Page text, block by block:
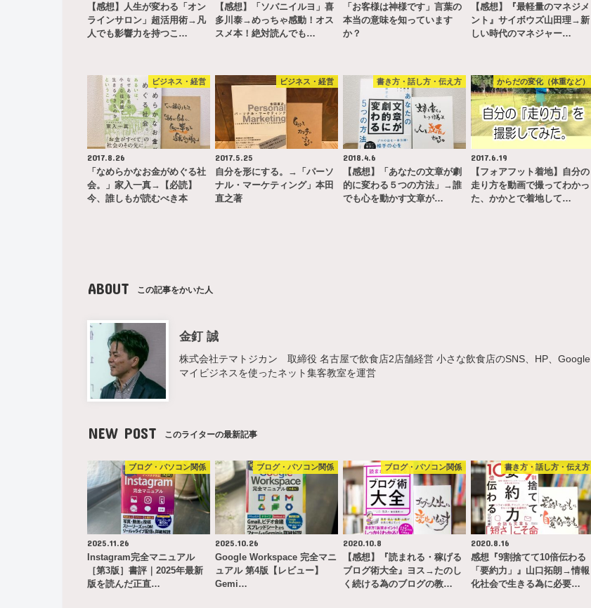
【感想】人生が変わる「オン
ラインサロン」超活用術→凡
人でも影響力を持つこ…
【感想】「ソバニイルヨ」喜
多川泰→めっちゃ感動！オス
スメ本！絶対読んでも…
「お客様は神様です」言葉の
本当の意味を知っています
か？
【感想】『最軽量のマネジメ
ント』サイボウズ山田理→新
しい時代のマネジャー…
ビジネス・経営
2017.8.26
「なめらかなお金がめぐる社
会。」家入一真→【必読】
今、誰しもが読むべき本
ビジネス・経営
2017.5.25
自分を形にする。→「パーソ
ナル・マーケティング」本田
直之著
書き方・話し方・伝え方
2018.4.6
【感想】「あなたの文章が劇
的に変わる５つの方法」→誰
でも心を動かす文章が…
からだの変化（体重など）
2017.6.19
【フォアフット着地】自分の
走り方を動画で撮ってわかっ
た、かかとで着地して…
ABOUT この記事をかいた人
金釘 誠
株式会社テマトジカン 取締役 名古屋で飲食店2店舗経営 小さな飲食店のSNS、HP、Google
マイビジネスを使ったネット集客教室を運営
NEW POST このライターの最新記事
ブログ・パソコン関係
2025.11.26
Instagram完全マニュアル
［第3版］書評｜2025年最新
版を読んだ正直…
ブログ・パソコン関係
2025.10.26
Google Workspace 完全マニ
ュアル 第4版【レビュー】
Gemi…
ブログ・パソコン関係
2020.10.8
【感想】『読まれる・稼げる
ブログ術大全』ヨス→たのし
く続ける為のブログの教…
書き方・話し方・伝え方
2020.8.16
感想『9割捨てて10倍伝わる
「要約力」』山口拓朗→情報
化社会で生きる為に必要…